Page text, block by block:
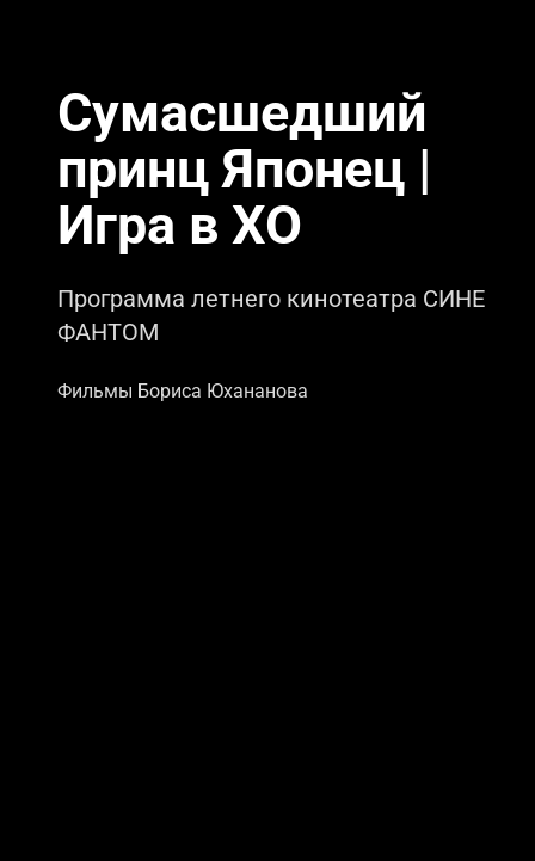
Сумасшедший
принц Японец |
Игра в ХО
Программа летнего кинотеатра СИНЕ
ФАНТОМ
Фильмы Бориса Юхананова